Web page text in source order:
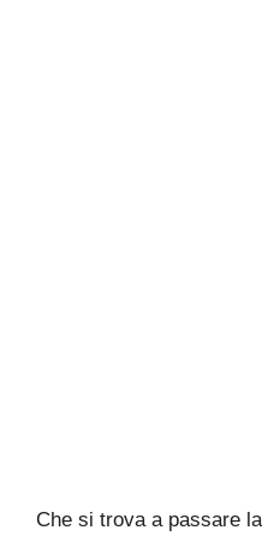
Che si trova a passare